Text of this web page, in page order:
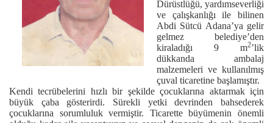
Dürüstlüğü, yardımseverliği
ve çalışkanlığı ile bilinen
Abdi Sütcü Adana’ya gelir
gelmez belediye’den
kiraladığı 9 m2’lik
dükkanda ambalaj
malzemeleri ve kullanılmış
çuval ticaretine başlamıştır.
Kendi tecrübelerini hızlı bir şekilde çocuklarına aktarmak için
büyük çaba gösterirdi. Sürekli yetki devrinden bahsederek
çocuklarına sorumluluk vermiştir. Ticarette büyümenin önemli